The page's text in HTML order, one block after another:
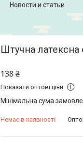
Новости и статьи
Штучна латексна
138 ₴
Показати оптові ціни
Мінімальна сума
Немає в наявності